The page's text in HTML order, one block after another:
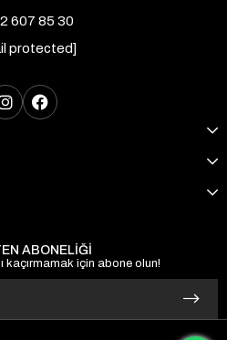
607 85 30
protected]
ABONELİĞİ
kaçırmamak için abone olun!